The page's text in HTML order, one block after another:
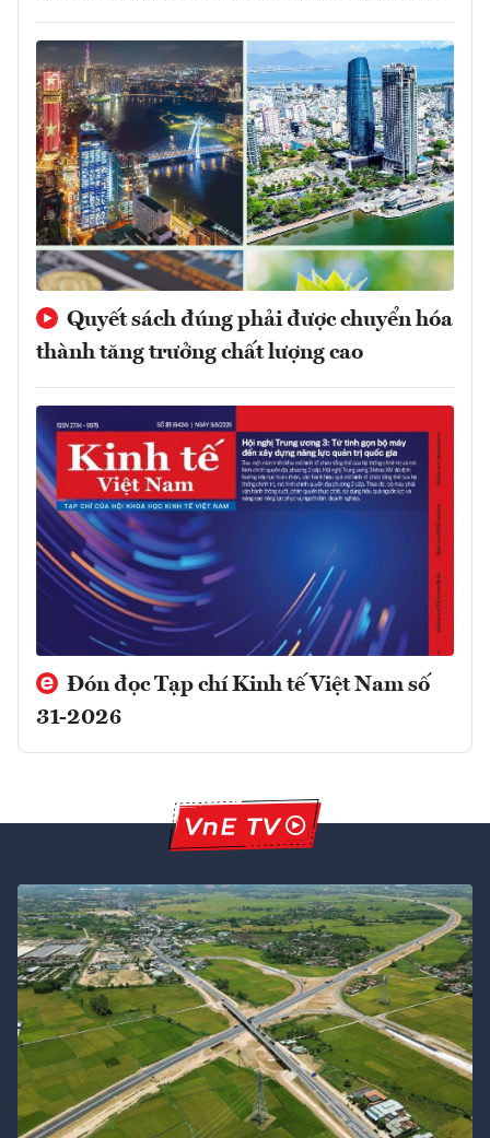
Quyết sách đúng phải được chuyển hóa
thành tăng trưởng chất lượng cao
Đón đọc Tạp chí Kinh tế Việt Nam số
31-2026